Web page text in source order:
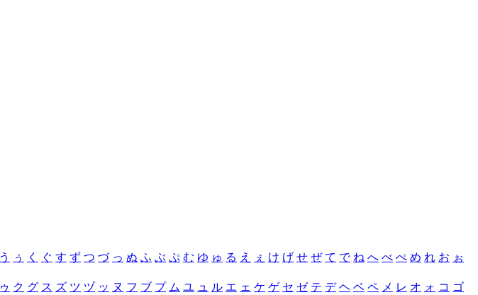
う ぅ く ぐ す ず つ づ っ ぬ ふ ぶ ぷ む ゆ ゅ る え ぇ け げ せ ぜ て で ね へ べ ぺ め れ お ぉ
ゥ ク グ ス ズ ツ ヅ ッ ヌ フ ブ プ ム ユ ュ ル エ ェ ケ ゲ セ ゼ テ デ ヘ ベ ペ メ レ オ ォ コ ゴ